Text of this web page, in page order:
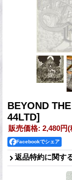
BEYOND
44LTD]
販売価格: 2,480円(
Facebookでシェア
返品特約に関す